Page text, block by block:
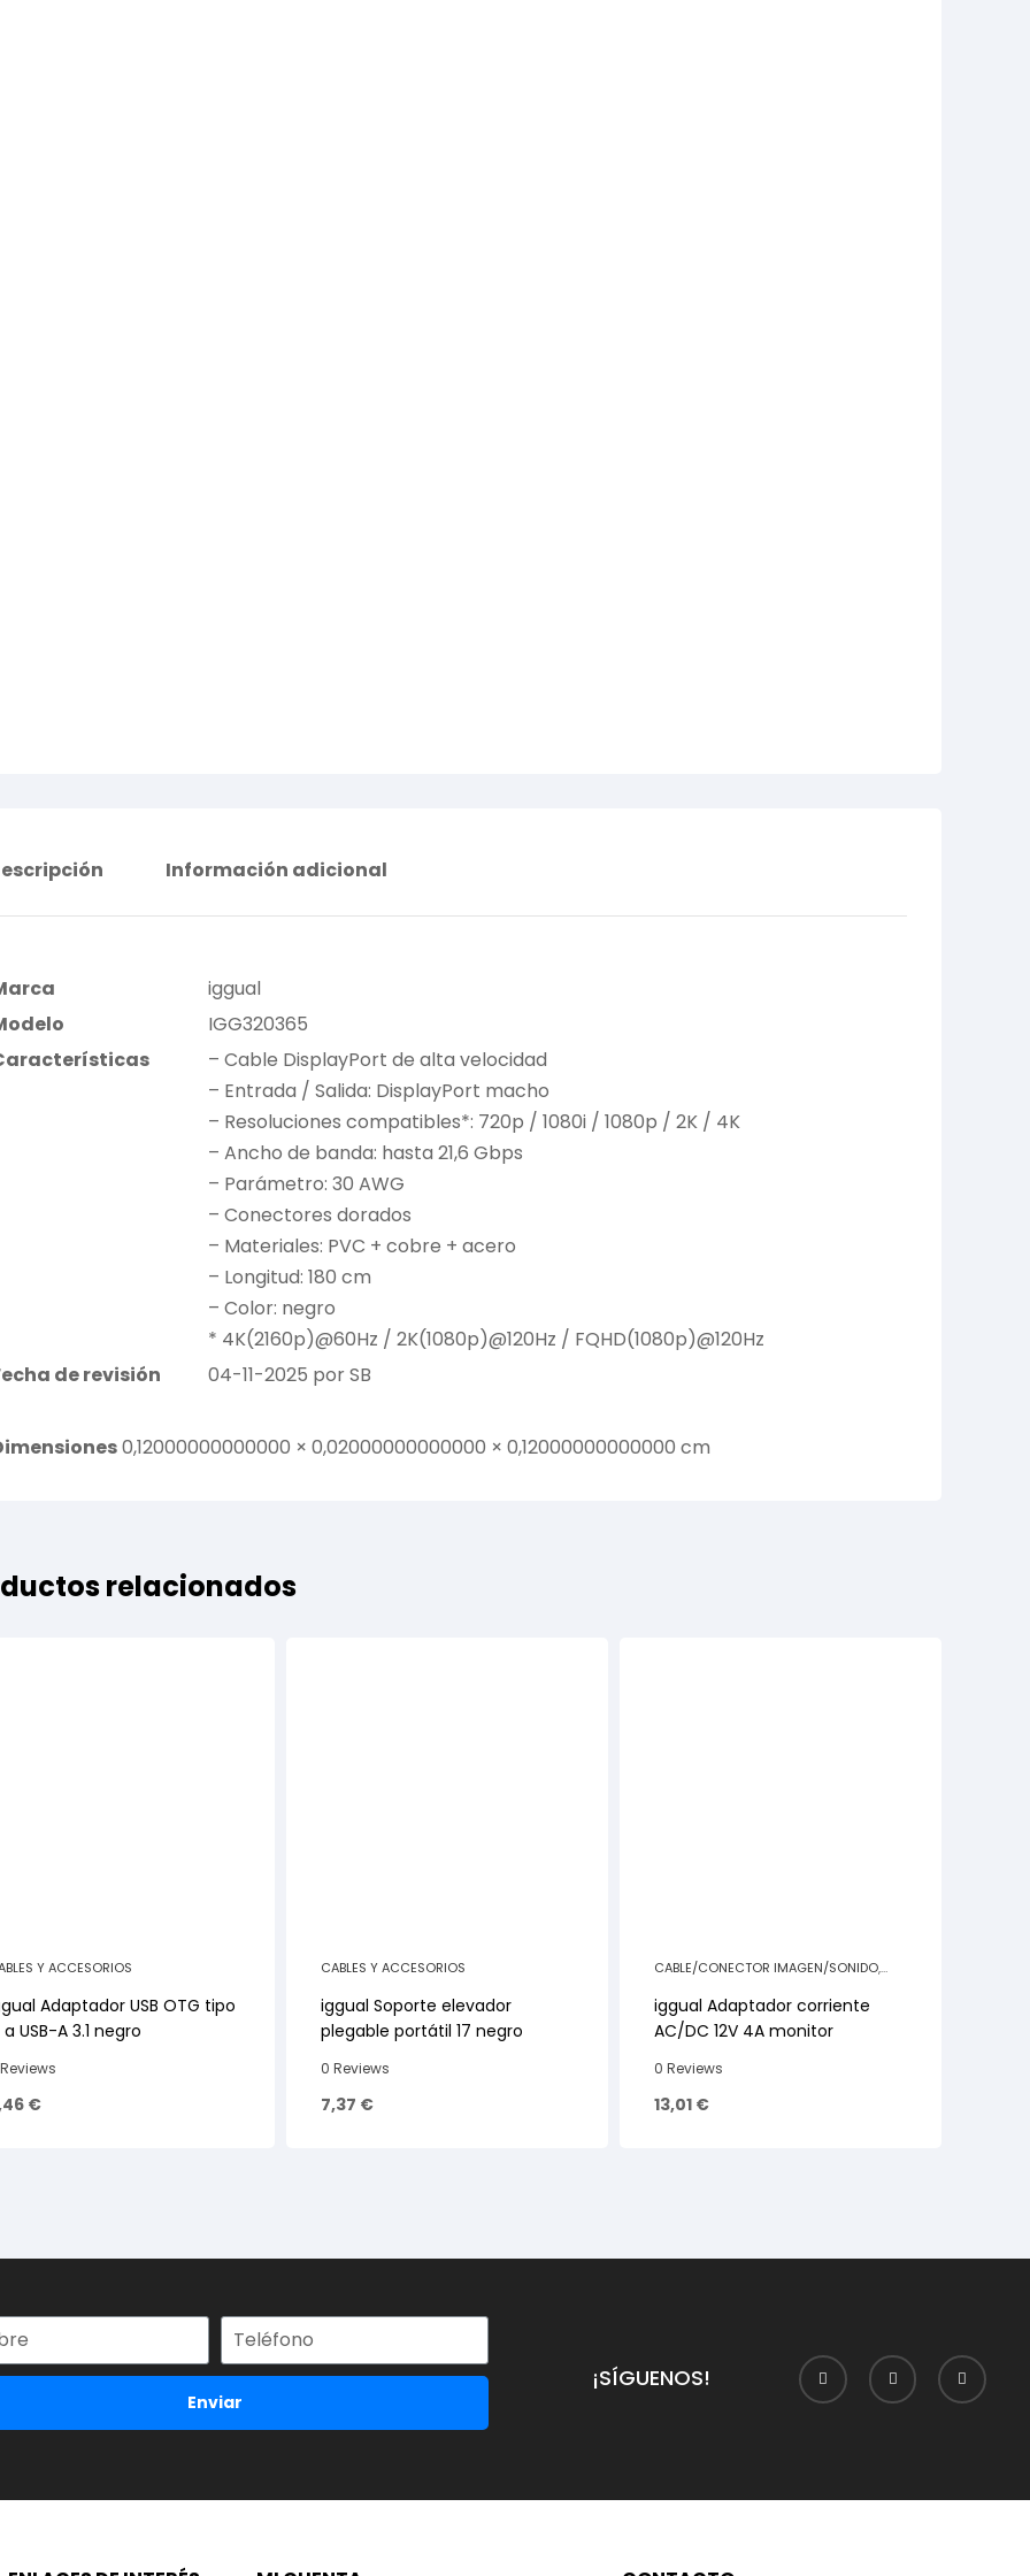
Información adicional
iggual
IGG320365
– Cable DisplayPort de alta velocidad
– Entrada / Salida: DisplayPort macho
– Resoluciones compatibles*: 720p / 1080i / 1080p / 2K / 4K
– Ancho de banda: hasta 21,6 Gbps
– Parámetro: 30 AWG
– Conectores dorados
– Materiales: PVC + cobre + acero
– Longitud: 180 cm
– Color: negro
* 4K(2160p)@60Hz / 2K(1080p)@120Hz / FQHD(1080p)@120Hz
de revisión
04-11-2025 por SB
0,12000000000000 × 0,02000000000000 × 0,12000000000000 cm
relacionados
Y ACCESORIOS
Adaptador USB OTG tipo
USB-A 3.1 negro
€
CABLES Y ACCESORIOS
iggual Soporte elevador
plegable portátil 17 negro
0 Reviews
7,37 €
CABLE/CONECTOR IMAGEN/SONIDO,
iggual Adaptador corriente
AC/DC 12V 4A monitor
0 Reviews
13,01 €
Enviar
¡SÍGUENOS!